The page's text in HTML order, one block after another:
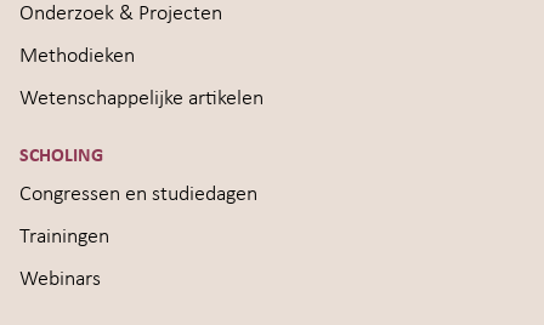
Onderzoek & Projecten
Methodieken
Wetenschappelijke artikelen
SCHOLING
Congressen en studiedagen
Trainingen
Webinars